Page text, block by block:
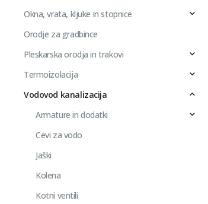
Okna, vrata, kljuke in stopnice
Orodje za gradbince
Pleskarska orodja in trakovi
Termoizolacija
Vodovod kanalizacija
Armature in dodatki
Cevi za vodo
Jaški
Kolena
Kotni ventili